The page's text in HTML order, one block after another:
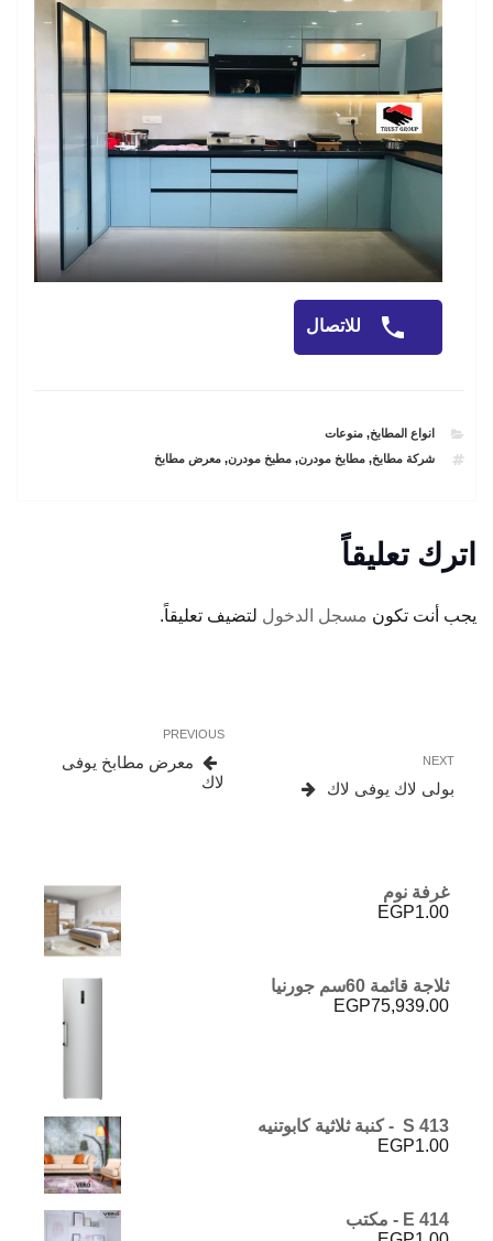
للاتصال
CATEGORIES
انواع المطابخ,منوعات
TAGS
شركة مطابخ,مطابخ مودرن,مطبخ مودرن,معرض مطابخ
اترك تعليقاً
يجب أنت تكون مسجل الدخول لتضيف تعليقاً.
المقالات
Previous
Post
PREVIOUS
معرض مطابخ يوفى
لاك
Next
Post
NEXT
بولى لاك يوفى لاك
غرفة نوم
EGP1.00
ثلاجة قائمة 60سم جورنيا
EGP75,939.00
S 413 - كنبة ثلاثية كابوتنيه
EGP1.00
E 414 - مكتب